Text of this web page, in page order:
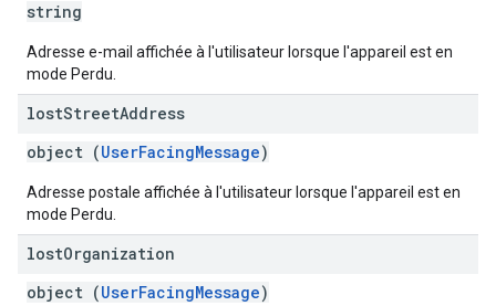
string
Adresse e-mail affichée à l'utilisateur lorsque l'appareil est en
mode Perdu.
lostStreetAddress
object (UserFacingMessage)
Adresse postale affichée à l'utilisateur lorsque l'appareil est en
mode Perdu.
lostOrganization
object (UserFacingMessage)